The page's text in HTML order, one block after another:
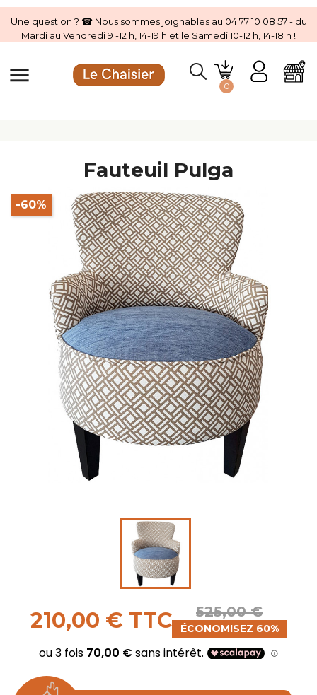
Une question ? ☎ Nous sommes joignables au 04 77 10 08 57 - du
Mardi au Vendredi 9 -12 h, 14-19 h et le Samedi 10-12 h, 14-18 h !
menu 0
Fauteuil Pulga
-60%
210,00 € TTC 525,00 €
ÉCONOMISEZ 60%